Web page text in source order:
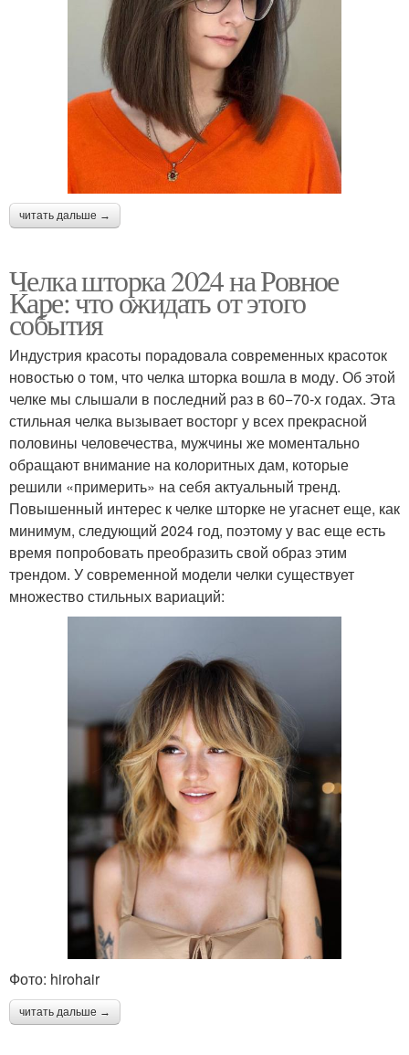
читать дальше →
Челка шторка 2024 на Ровное
Каре: что ожидать от этого
события
Индустрия красоты порадовала современных красоток
новостью о том, что челка шторка вошла в моду. Об этой
челке мы слышали в последний раз в 60−70-х годах. Эта
стильная челка вызывает восторг у всех прекрасной
половины человечества, мужчины же моментально
обращают внимание на колоритных дам, которые
решили «примерить» на себя актуальный тренд.
Повышенный интерес к челке шторке не угаснет еще, как
минимум, следующий 2024 год, поэтому у вас еще есть
время попробовать преобразить свой образ этим
трендом. У современной модели челки существует
множество стильных вариаций:
Фото: hirohair
читать дальше →